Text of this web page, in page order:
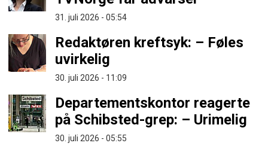
31. juli 2026 - 05:54
Redaktøren kreftsyk: – Føles
uvirkelig
30. juli 2026 - 11:09
Departementskontor reagerte
på Schibsted-grep: – Urimelig
30. juli 2026 - 05:55